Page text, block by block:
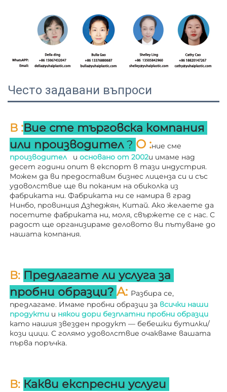
Често задавани въпроси
В :Вие сте търговска компания
или производител ? О :
производител и основано от 2002и имаме над
десет години опит в експорт в тази индустрия.
Можем да ви предоставим бизнес лиценза си и със
удоволствие ще ви поканим на обиколка из
фабриката ни. Фабриката ни се намира в град
Нинбо, провинция Дзheджян, Китай. Ако желаете да
посетите фабриката ни, моля, свържете се с нас. С
радост ще организираме деловото ви пътуване до
нашата компания.
В: Предлагате ли услуга за
пробни образци? A: Разбира се,
предлагаме. Имаме пробни образци за всички наши
продукти и
като нашия звезден продукт — бебешки бутилки/
кози цици. С голямо удоволствие очакваме вашата
първа поръчка.
В: Какви експресни услуги